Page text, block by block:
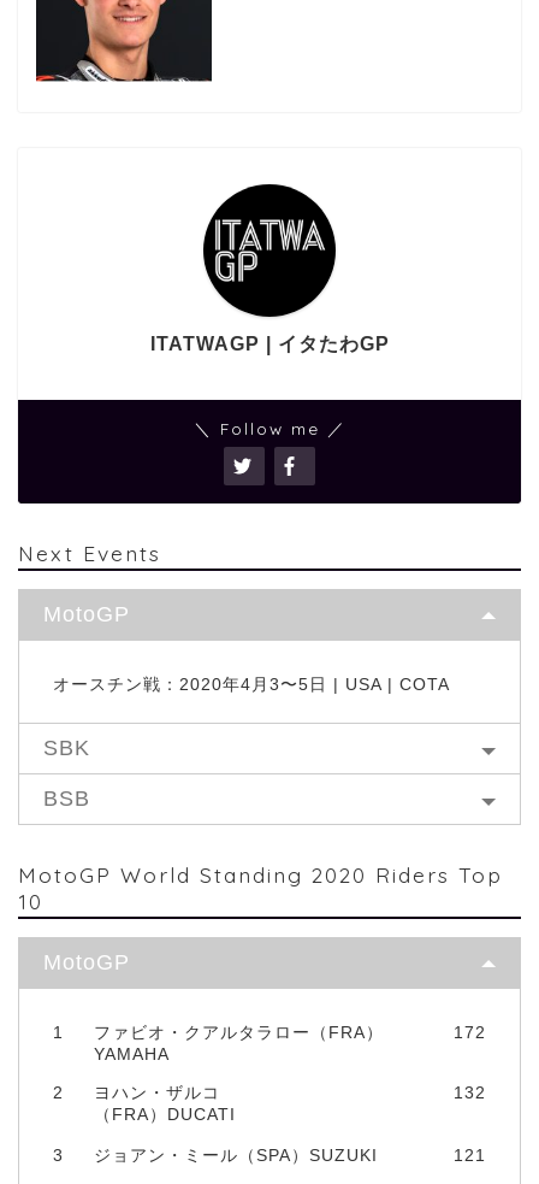
ITATWAGP | イタたわGP
＼ Follow me ／
Next Events
MotoGP
オースチン戦：2020年4月3〜5日 | USA | COTA
SBK
BSB
MotoGP World Standing 2020 Riders Top
10
MotoGP
1
ファビオ・クアルタラロー（FRA）
YAMAHA
172
2
ヨハン・ザルコ
（FRA）DUCATI
132
3 ジョアン・ミール（SPA）SUZUKI 121